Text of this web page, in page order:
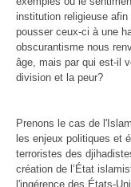
institution religieuse
pousser ceux-ci à une
obscurantisme nous
âge, mais par qui est-il
division et la peur?
Prenons le cas de
les enjeux politiques et
terroristes des
création de l’État
l'ingérence des États-